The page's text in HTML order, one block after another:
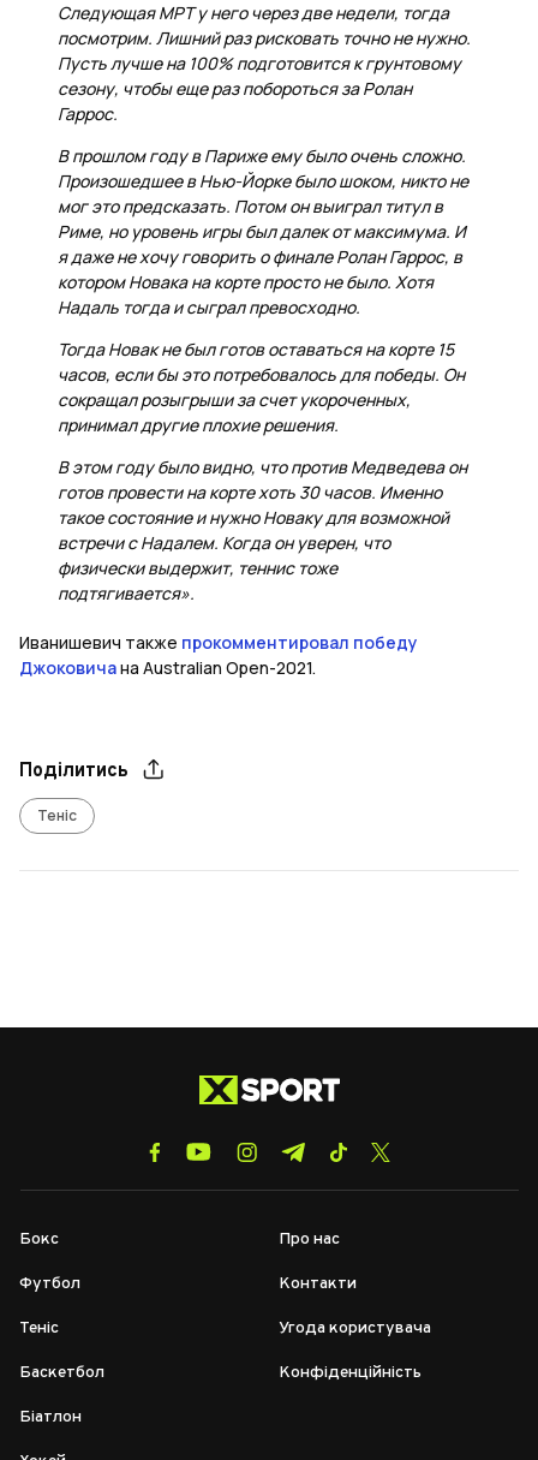
Следующая МРТ у него через две недели, тогда
посмотрим. Лишний раз рисковать точно не нужно.
Пусть лучше на 100% подготовится к грунтовому
сезону, чтобы еще раз побороться за Ролан
Гаррос.
В прошлом году в Париже ему было очень сложно.
Произошедшее в Нью-Йорке было шоком, никто не
мог это предсказать. Потом он выиграл титул в
Риме, но уровень игры был далек от максимума. И
я даже не хочу говорить о финале Ролан Гаррос, в
котором Новака на корте просто не было. Хотя
Надаль тогда и сыграл превосходно.
Тогда Новак не был готов оставаться на корте 15
часов, если бы это потребовалось для победы. Он
сокращал розыгрыши за счет укороченных,
принимал другие плохие решения.
В этом году было видно, что против Медведева он
готов провести на корте хоть 30 часов. Именно
такое состояние и нужно Новаку для возможной
встречи с Надалем. Когда он уверен, что
физически выдержит, теннис тоже
подтягивается».
Иванишевич также прокомментировал победу
Джоковичана Australian Open-2021.
Поділитись
Теніс
Бокс
Футбол
Теніс
Баскетбол
Біатлон
Про нас
Контакти
Угода користувача
Конфіденційність